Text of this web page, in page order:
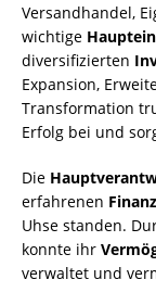
Versandhandel,
wichtige
diversifizierten
Expansion,
Transformation
Erfolg bei und
Die
erfahrenen
Uhse standen.
konnte ihr
verwaltet und